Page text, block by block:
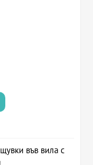
във вила с